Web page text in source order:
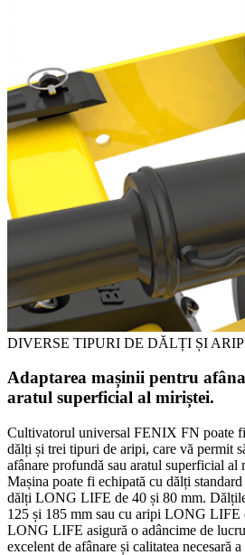
DIVERSE TIPURI DE DĂLȚI ȘI
Adaptarea mașinii pentru
aratul superficial al miriștei.
Cultivatorul universal FENIX FN poate
dălți și trei tipuri de aripi, care vă permit
afânare profundă sau aratul superficial al
Mașina poate fi echipată cu dălți
dălți LONG LIFE de 40 și 80 mm.
125 și 185 mm sau cu aripi LONG LIFE
LONG LIFE asigură o adâncime de
excelent de afânare și calitatea necesară